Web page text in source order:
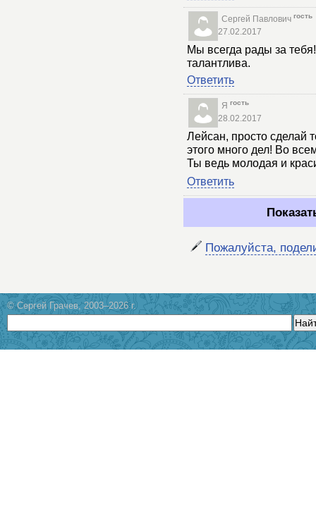
Сергей Павлович гость
27.02.2017
Мы всегда рады за
талантлива.
Ответить
Я гость
28.02.2017
Лейсан, просто сделай
этого много дел! Во
Ты ведь молодая и
Ответить
Пожалуйста,
© Сергей Грачев, 2003–2026 г.